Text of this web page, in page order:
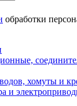
обработки
хомуты и
и